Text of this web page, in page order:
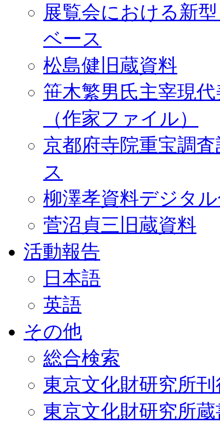
展覧会における新
ベース
松島健旧蔵資料
笹木繁男氏主宰現
（作家ファイル）
京都府寺院重宝調
ス
柳澤孝資料デジタ
菅沼貞三旧蔵資料
活動報告
日本語
英語
その他
総合検索
東京文化財研究所
東京文化財研究所